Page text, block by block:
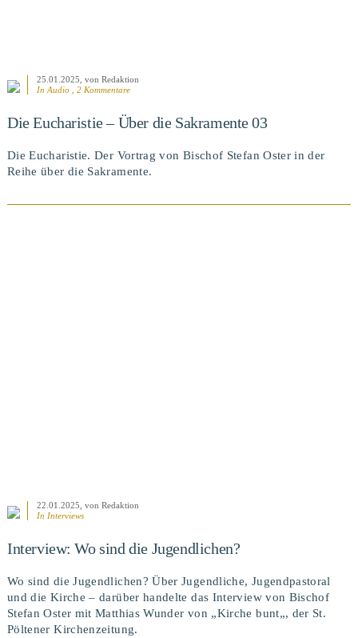
25.01.2025 , von Redaktion
In Audio , 2 Kommentare
Die Eucharistie – Über die Sakramente 03
Die Eucharistie. Der Vortrag von Bischof Stefan Oster in der
Reihe über die Sakramente.
22.01.2025 , von Redaktion
In Interviews
Interview: Wo sind die Jugendlichen?
Wo sind die Jugendlichen? Über Jugendliche, Jugendpastoral
und die Kirche – darüber handelte das Interview von Bischof
Stefan Oster mit Matthias Wunder von „Kirche bunt„, der St.
Pöltener Kirchenzeitung.